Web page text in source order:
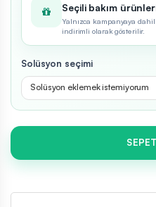
Seçili bakım
Yalnızca kampanyaya
indirimli olarak gösterilir.
Solüsyon seçimi
Solüsyon eklemek istemiyorum